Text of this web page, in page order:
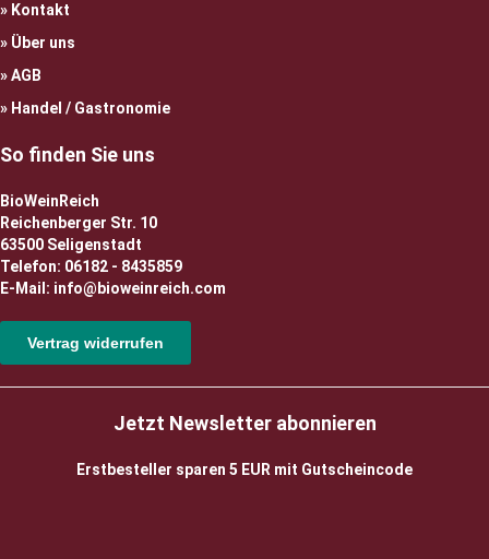
Kontakt
Über uns
AGB
Handel / Gastronomie
So finden Sie uns
BioWeinReich
Reichenberger Str. 10
63500 Seligenstadt
Telefon: 06182 - 8435859
E-Mail: info@bioweinreich.com
Vertrag widerrufen
Jetzt Newsletter abonnieren
Erstbesteller sparen 5 EUR mit Gutscheincode